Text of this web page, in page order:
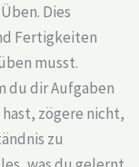
Dies
Fertigkeiten
musst.
du dir Aufgaben
zögere nicht,
zu